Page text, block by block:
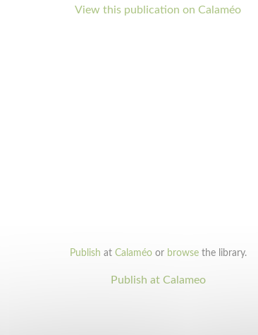
View this publication on Calaméo
Publish at Calaméoor browsethe library.
Publish at Calameo